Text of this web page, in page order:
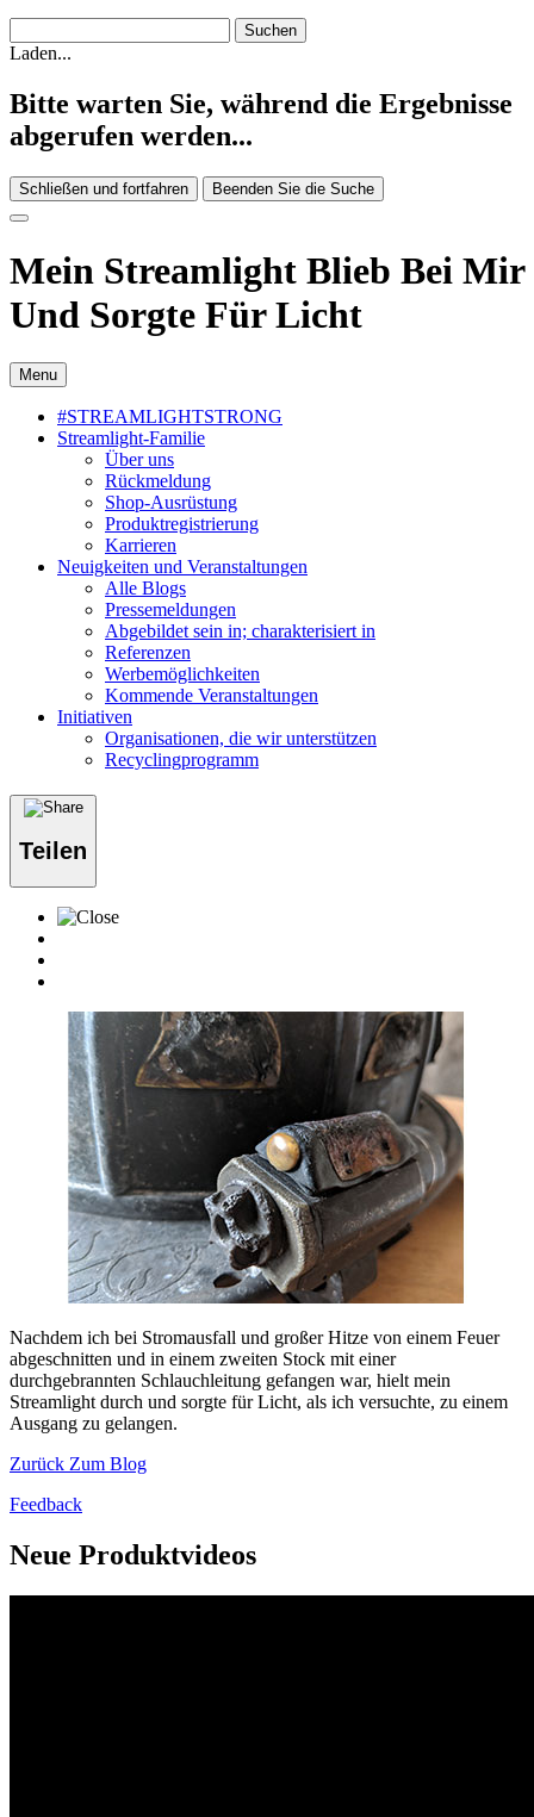
Laden...
Bitte warten Sie, während die Ergebnisse
abgerufen werden...
Schließen und fortfahren Beenden Sie die Suche
Mein Streamlight Blieb Bei Mir
Und Sorgte Für Licht
Menu
#STREAMLIGHTSTRONG
Streamlight-Familie
Über uns
Rückmeldung
Shop-Ausrüstung
Produktregistrierung
Karrieren
Neuigkeiten und Veranstaltungen
Alle Blogs
Pressemeldungen
Abgebildet sein in; charakterisiert in
Referenzen
Werbemöglichkeiten
Kommende Veranstaltungen
Initiativen
Organisationen, die wir unterstützen
Recyclingprogramm
Teilen
Nachdem ich bei Stromausfall und großer Hitze von einem Feuer
abgeschnitten und in einem zweiten Stock mit einer
durchgebrannten Schlauchleitung gefangen war, hielt mein
Streamlight durch und sorgte für Licht, als ich versuchte, zu einem
Ausgang zu gelangen.
Zurück Zum Blog
Feedback
Neue Produktvideos